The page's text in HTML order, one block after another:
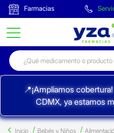
Farmacias
📍¡Ampliamos
CDMX, ya estamos
Inicio Bebés y Niños